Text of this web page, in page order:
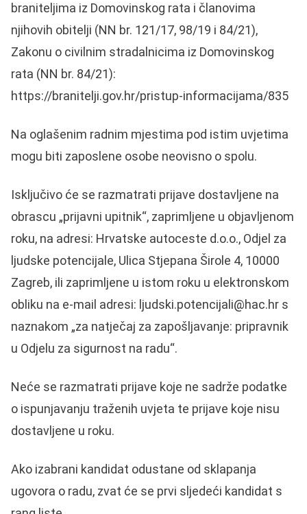
braniteljima iz Domovinskog rata i članovima
njihovih obitelji (NN br. 121/17, 98/19 i 84/21),
Zakonu o civilnim stradalnicima iz Domovinskog
rata (NN br. 84/21):
https://branitelji.gov.hr/pristup-informacijama/835
Na oglašenim radnim mjestima pod istim uvjetima
mogu biti zaposlene osobe neovisno o spolu.
Isključivo će se razmatrati prijave dostavljene na
obrascu „prijavni upitnik“, zaprimljene u objavljenom
roku, na adresi: Hrvatske autoceste d.o.o., Odjel za
ljudske potencijale, Ulica Stjepana Širole 4, 10000
Zagreb, ili zaprimljene u istom roku u elektronskom
obliku na e-mail adresi: ljudski.potencijali@hac.hr s
naznakom „za natječaj za zapošljavanje: pripravnik
u Odjelu za sigurnost na radu“.
Neće se razmatrati prijave koje ne sadrže podatke
o ispunjavanju traženih uvjeta te prijave koje nisu
dostavljene u roku.
Ako izabrani kandidat odustane od sklapanja
ugovora o radu, zvat će se prvi sljedeći kandidat s